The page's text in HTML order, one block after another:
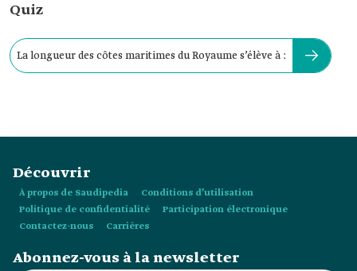
Quiz
La longueur des côtes maritimes du Royaume s’élève à :
Découvrir
À propos de Saudipedia
Conditions d’utilisation
Politique de confidentialité
Participation électronique
Contactez-nous
Carrières
Abonnez-vous à la newsletter